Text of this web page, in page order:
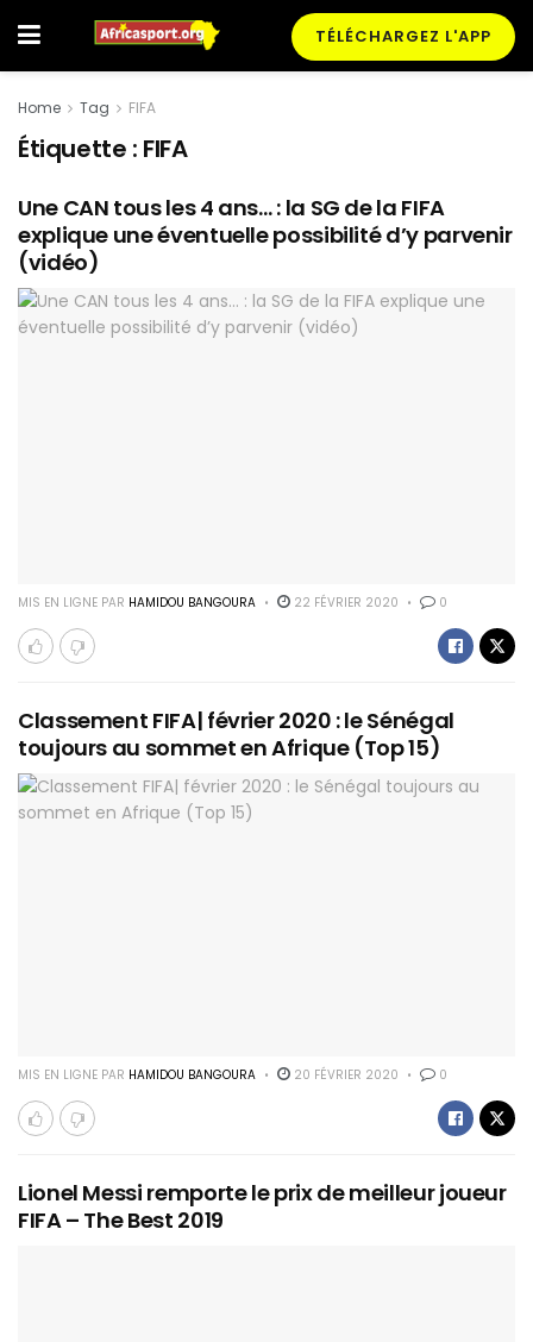
TÉLÉCHARGEZ L'APP
Home Tag FIFA
Étiquette : FIFA
Une CAN tous les 4 ans… : la SG de la FIFA
explique une éventuelle possibilité d’y parvenir
(vidéo)
MIS EN LIGNE PAR HAMIDOU BANGOURA 22 FÉVRIER 2020 0
Classement FIFA| février 2020 : le Sénégal
toujours au sommet en Afrique (Top 15)
MIS EN LIGNE PAR HAMIDOU BANGOURA 20 FÉVRIER 2020 0
Lionel Messi remporte le prix de meilleur joueur
FIFA – The Best 2019